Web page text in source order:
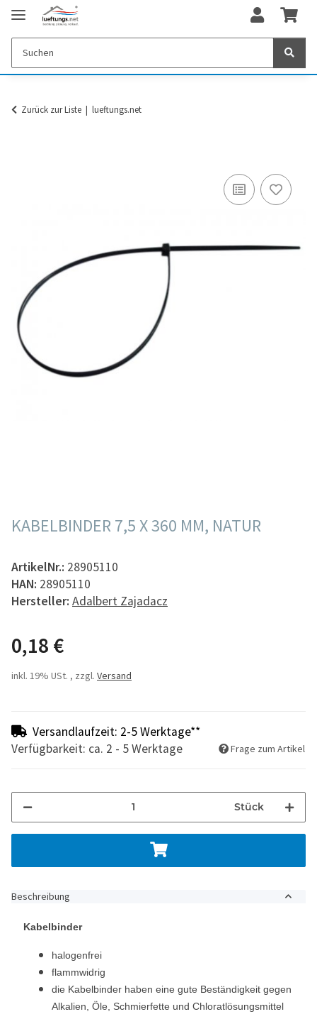
Zurück zur Liste lueftungs.net
KABELBINDER 7,5 X 360 MM, NATUR
ArtikelNr.: 28905110
HAN: 28905110
Hersteller: Adalbert Zajadacz
0,18 €
inkl. 19% USt. , zzgl. Versand
Versandlaufzeit: 2-5 Werktage**
Verfügbarkeit: ca. 2 - 5 Werktage
Frage zum Artikel
Stück
Beschreibung
Kabelbinder
halogenfrei
flammwidrig
die Kabelbinder haben eine gute Beständigkeit gegen
Alkalien, Öle, Schmierfette und Chloratlösungsmittel